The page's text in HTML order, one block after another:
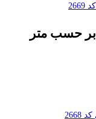
بر حسب متر